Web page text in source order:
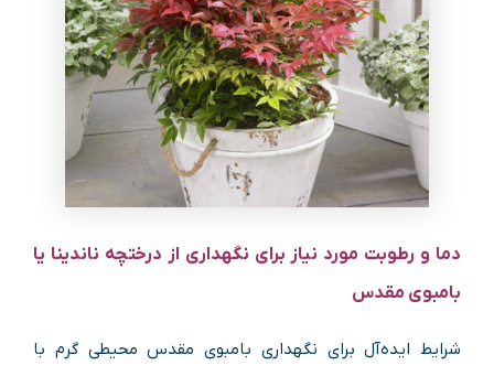
دما و رطوبت مورد نیاز برای نگهداری از درختچه ناندینا یا
بامبوی مقدس
شرایط ایده‌آل برای نگهداری بامبوی مقدس محیطی گرم با